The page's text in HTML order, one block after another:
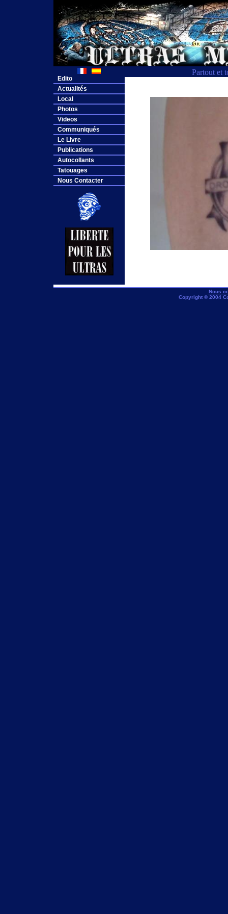
Partout et
Edito
Actualités
Local
Photos
Videos
Communiqués
Le Livre
Publications
Autocollants
Tatouages
Nous Contacter
Nous
Copyright © 2004